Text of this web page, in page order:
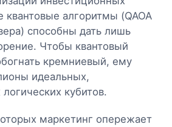
алгоритмы (QAOA
способны дать лишь
Чтобы квантовый
кремниевый, ему
идеальных,
кубитов.
маркетинг опережает